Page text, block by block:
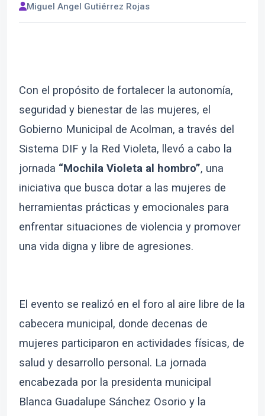
Miguel Angel Gutiérrez Rojas
Con el propósito de fortalecer la autonomía,
seguridad y bienestar de las mujeres, el
Gobierno Municipal de Acolman, a través del
Sistema DIF y la Red Violeta, llevó a cabo la
jornada “Mochila Violeta al hombro”, una
iniciativa que busca dotar a las mujeres de
herramientas prácticas y emocionales para
enfrentar situaciones de violencia y promover
una vida digna y libre de agresiones.
El evento se realizó en el foro al aire libre de la
cabecera municipal, donde decenas de
mujeres participaron en actividades físicas, de
salud y desarrollo personal. La jornada
encabezada por la presidenta municipal
Blanca Guadalupe Sánchez Osorio y la